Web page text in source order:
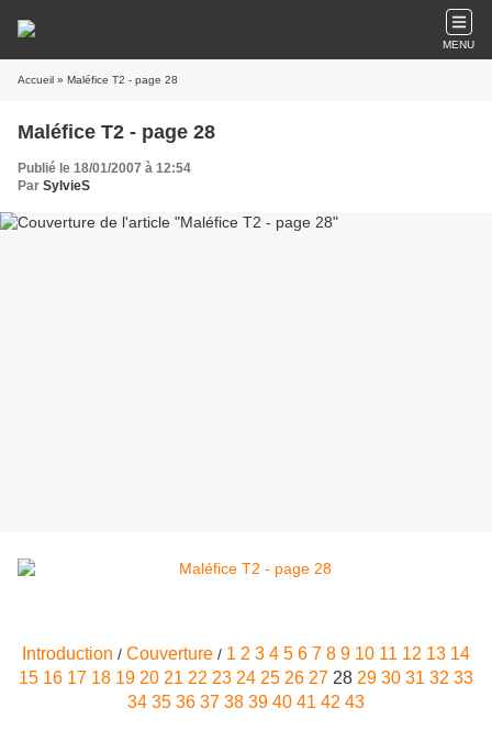
MENU
Accueil » Maléfice T2 - page 28
Maléfice T2 - page 28
Publié le 18/01/2007 à 12:54
Par SylvieS
Introduction / Couverture / 1 2 3 4 5 6 7 8 9 10 11 12 13 14
15 16 17 18 19 20 21 22 23 24 25 26 27 28 29 30 31 32 33
34 35 36 37 38 39 40 41 42 43